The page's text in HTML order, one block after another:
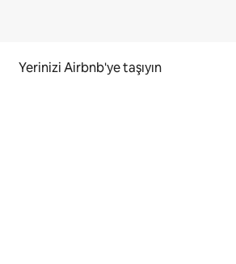
Yerinizi Airbnb'ye taşıyın